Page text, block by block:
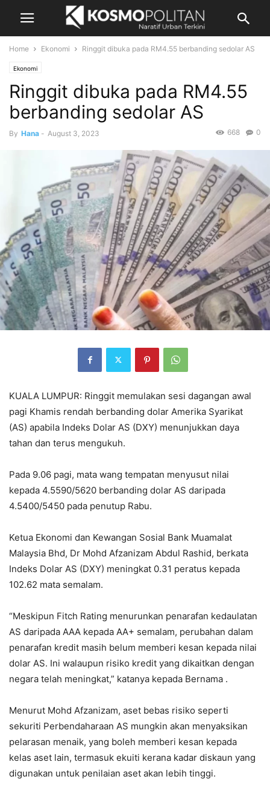
Home Ekonomi Ringgit dibuka pada RM4.55 berbanding sedolar AS
Ekonomi
Ringgit dibuka pada RM4.55
berbanding sedolar AS
By Hana - August 3, 2023 0
668
KUALA LUMPUR: Ringgit memulakan sesi dagangan awal
pagi Khamis rendah berbanding dolar Amerika Syarikat
(AS) apabila Indeks Dolar AS (DXY) menunjukkan daya
tahan dan terus mengukuh.
Pada 9.06 pagi, mata wang tempatan menyusut nilai
kepada 4.5590/5620 berbanding dolar AS daripada
4.5400/5450 pada penutup Rabu.
Ketua Ekonomi dan Kewangan Sosial Bank Muamalat
Malaysia Bhd, Dr Mohd Afzanizam Abdul Rashid, berkata
Indeks Dolar AS (DXY) meningkat 0.31 peratus kepada
102.62 mata semalam.
“Meskipun Fitch Rating menurunkan penarafan kedaulatan
AS daripada AAA kepada AA+ semalam, perubahan dalam
penarafan kredit masih belum memberi kesan kepada nilai
dolar AS. Ini walaupun risiko kredit yang dikaitkan dengan
negara telah meningkat,” katanya kepada Bernama .
Menurut Mohd Afzanizam, aset bebas risiko seperti
sekuriti Perbendaharaan AS mungkin akan menyaksikan
pelarasan menaik, yang boleh memberi kesan kepada
kelas aset lain, termasuk ekuiti kerana kadar diskaun yang
digunakan untuk penilaian aset akan lebih tinggi.